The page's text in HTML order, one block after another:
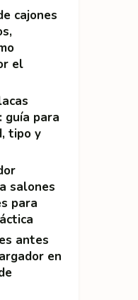
cajones
el
guía para
tipo y
salones
para
antes
en